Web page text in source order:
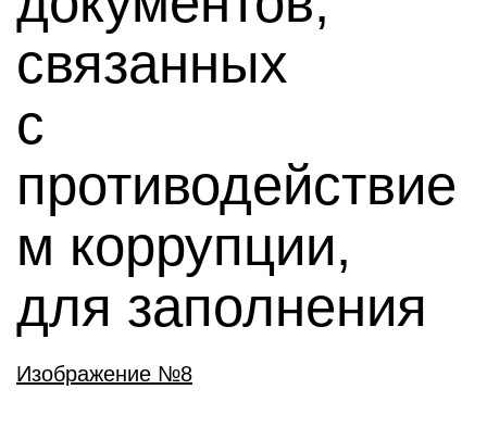
связанных
с
противодействие
м коррупции,
для заполнения